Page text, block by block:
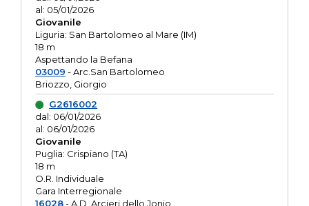
al: 05/01/2026
Giovanile
Liguria: San Bartolomeo al Mare (IM)
18 m
Aspettando la Befana
03009 - Arc.San Bartolomeo
Briozzo, Giorgio
G2616002
dal: 06/01/2026
al: 06/01/2026
Giovanile
Puglia: Crispiano (TA)
18 m
O.R. Individuale
Gara Interregionale
16028- A.D. Arcieri dello Jonio